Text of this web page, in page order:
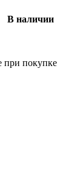
В наличии
при покупке